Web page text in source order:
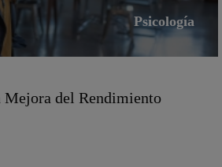
Psicología
Mejora del Rendimiento